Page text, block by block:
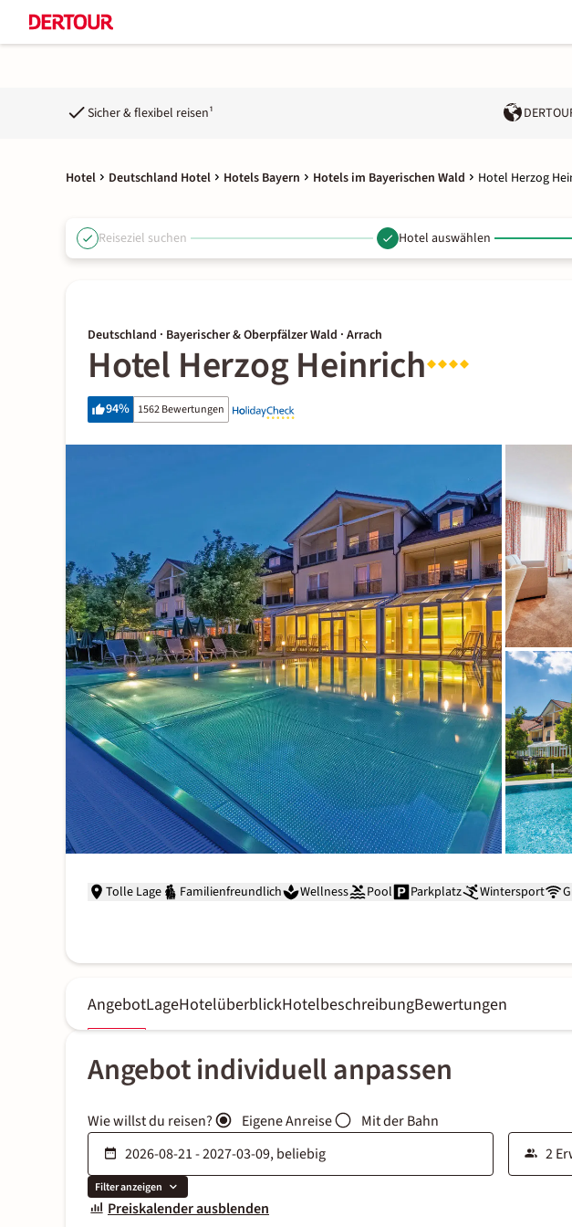
Sicher & flexibel reisen¹
Hotel Deutschland Hotel Hotels Bayern Hotels im Bayerischen Wald Hotel Herzog
Reiseziel suchen Hotel auswählen
Deutschland · Bayerischer & Oberpfälzer Wald · Arrach
Hotel Herzog Heinrich
94% 1562 Bewertungen
Tolle Lage Familienfreundlich Wellness Pool Parkplatz Wintersport
AngebotLageHotelüberblickHotelbeschreibungBewertungen
Angebot individuell anpassen
Wie willst du reisen? Eigene Anreise Mit der Bahn
Filter anzeigen
Preiskalender ausblenden